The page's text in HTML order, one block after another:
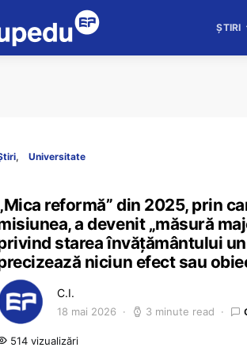
ȘTIRI
Universitate
reformă” din 2025, prin
a devenit „măsură
starea învățământului
niciun efect sau
C.I.
18 mai 2026 3 minute read
514 vizualizări